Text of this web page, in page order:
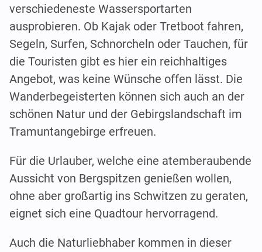
verschiedeneste Wassersportarten
ausprobieren. Ob Kajak oder Tretboot fahren,
Segeln, Surfen, Schnorcheln oder Tauchen, für
die Touristen gibt es hier ein reichhaltiges
Angebot, was keine Wünsche offen lässt. Die
Wanderbegeisterten können sich auch an der
schönen Natur und der Gebirgslandschaft im
Tramuntangebirge erfreuen.
Für die Urlauber, welche eine atemberaubende
Aussicht von Bergspitzen genießen wollen,
ohne aber großartig ins Schwitzen zu geraten,
eignet sich eine Quadtour hervorragend.
Auch die Naturliebhaber kommen in dieser